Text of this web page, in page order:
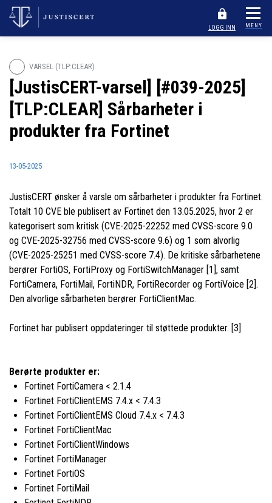
LOGG INN MENY
VARSEL (TLP:CLEAR)
[JustisCERT-varsel] [#039-2025]
[TLP:CLEAR] Sårbarheter i
produkter fra Fortinet
13-05-2025
JustisCERT ønsker å varsle om sårbarheter i produkter fra Fortinet.
Totalt 10 CVE ble publisert av Fortinet den 13.05.2025, hvor 2 er
kategorisert som kritisk (CVE-2025-22252 med CVSS-score 9.0
og CVE-2025-32756 med CVSS-score 9.6) og 1 som alvorlig
(CVE-2025-25251 med CVSS-score 7.4). De kritiske sårbarhetene
berører FortiOS, FortiProxy og FortiSwitchManager [1], samt
FortiCamera, FortiMail, FortiNDR, FortiRecorder og FortiVoice [2].
Den alvorlige sårbarheten berører FortiClientMac.
Fortinet har publisert oppdateringer til støttede produkter. [3]
Berørte produkter er:
Fortinet FortiCamera < 2.1.4
Fortinet FortiClientEMS 7.4.x < 7.4.3
Fortinet FortiClientEMS Cloud 7.4.x < 7.4.3
Fortinet FortiClientMac
Fortinet FortiClientWindows
Fortinet FortiManager
Fortinet FortiOS
Fortinet FortiMail